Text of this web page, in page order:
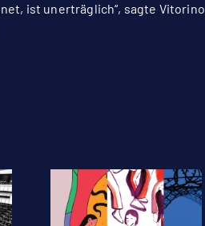
ist unerträglich“, sagte Vitorino.